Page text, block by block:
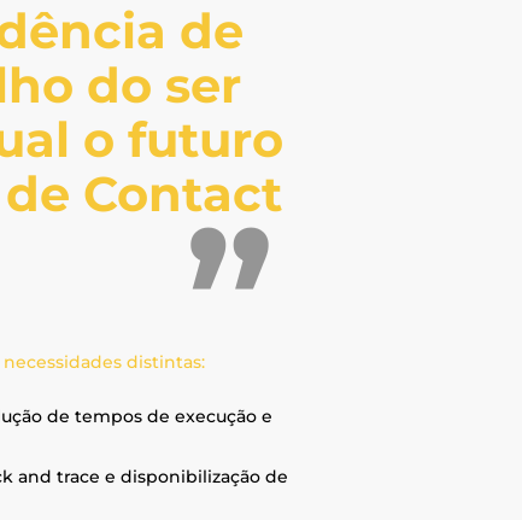
de
do ser
o futuro
Contact
distintas:
de tempos de execução e
and trace e disponibilização de